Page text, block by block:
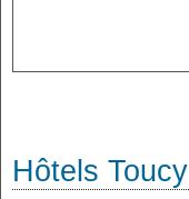
Hôtels Toucy